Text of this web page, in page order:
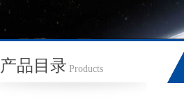
产品目录 Products